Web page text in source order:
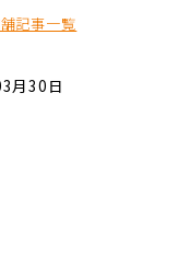
記事一覧
月30日